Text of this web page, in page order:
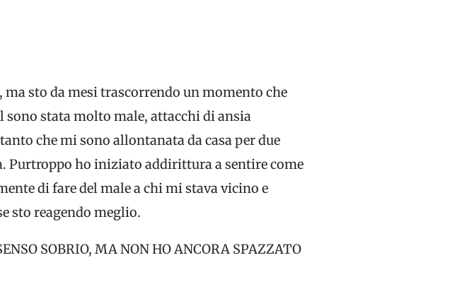
sto da mesi trascorrendo un momento che
stata molto male, attacchi di ansia
che mi sono allontanata da casa per due
Purtroppo ho iniziato addirittura a sentire come
di fare del male a chi mi stava vicino e
sto reagendo meglio.
SOBRIO, MA NON HO ANCORA SPAZZATO